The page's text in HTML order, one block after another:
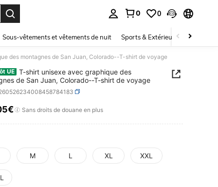
0 0
Sous-vêtements et vêtements de nuit Sports & Extérieur Enfants
des montagnes de San Juan, Colorado--T-shirt de voyage
UE
T-shirt unisexe avec graphique des
de San Juan, Colorado--T-shirt de voyage
AND AVAILABILITY
Sans droits de douane en plus
M L XL XXL